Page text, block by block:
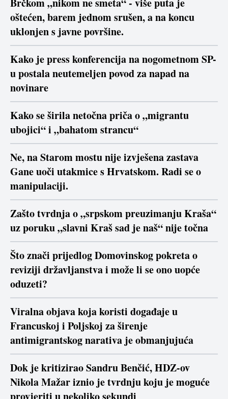
oštećen, barem jednom srušen, a na koncu
uklonjen s javne površine.
Kako je press konferencija na nogometnom SP-
u postala neutemeljen povod za napad na
novinare
Kako se širila netočna priča o „migrantu
ubojici“ i „bahatom strancu“
Ne, na Starom mostu nije izvješena zastava
Gane uoči utakmice s Hrvatskom. Radi se o
manipulaciji.
Zašto tvrdnja o „srpskom preuzimanju Kraša“
uz poruku „slavni Kraš sad je naš“ nije točna
Što znači prijedlog Domovinskog pokreta o
reviziji državljanstva i može li se ono uopće
oduzeti?
Viralna objava koja koristi događaje u
Francuskoj i Poljskoj za širenje
antimigrantskog narativa je obmanjujuća
Dok je kritizirao Sandru Benčić, HDZ-ov
Nikola Mažar iznio je tvrdnju koju je moguće
provjeriti u nekoliko sekundi